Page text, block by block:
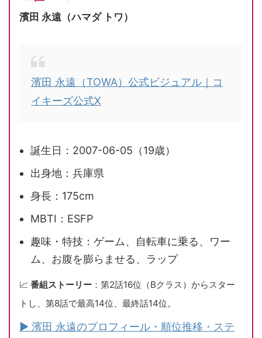
濱田 永遠（ハマダ トワ）
濱田 永遠（TOWA）公式ビジュアル｜コ
イキーズ公式X
誕生日：2007-06-05（19歳）
出身地：兵庫県
身長：175cm
MBTI：ESFP
趣味・特技：ゲーム、自転車に乗る、ワー
ム、お腹を膨らませる、ラップ
📈 番組ストーリー ：第2話16位（Bクラス）からスター
トし、第8話で最高14位、最終話14位。
▶ 濱田 永遠のプロフィール・順位推移・ステ